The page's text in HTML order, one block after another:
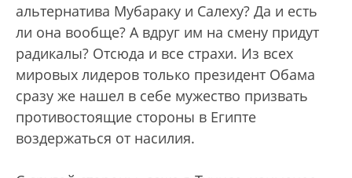
альтернатива Мубараку и Салеху? Да и есть
ли она вообще? А вдруг им на смену придут
радикалы? Отсюда и все страхи. Из всех
мировых лидеров только президент Обама
сразу же нашел в себе мужество призвать
противостоящие стороны в Египте
воздержаться от насилия.